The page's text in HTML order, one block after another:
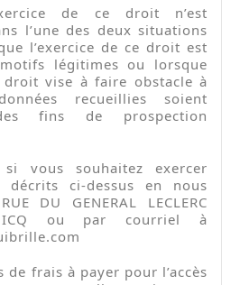
de ce droit n’est
l’une des deux situations
l’exercice de ce droit est
légitimes ou lorsque
droit vise à faire obstacle à
recueillies soient
fins de prospection
si vous souhaitez exercer
décrits ci-dessus en nous
DU GENERAL LECLERC
ou par courriel à
de frais à payer pour l’accès